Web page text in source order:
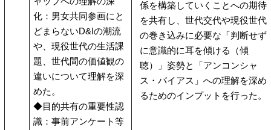
化：男女共同参画にと
どまらないD&Iの潮流
や、現役世代の生活課
題、世代間の価値観の
違いについて理解を深
めた。
◆目的共有の重要性認
識：事前アンケート等
係を構築していくことへの期待
を共有し、世代交代や現役世代
の巻き込みに必要な「判断せず
に意識的に耳を傾ける（傾
聴）」姿勢と「アンコンシャ
ス・バイアス」への理解を深め
るためのインプットを行った。